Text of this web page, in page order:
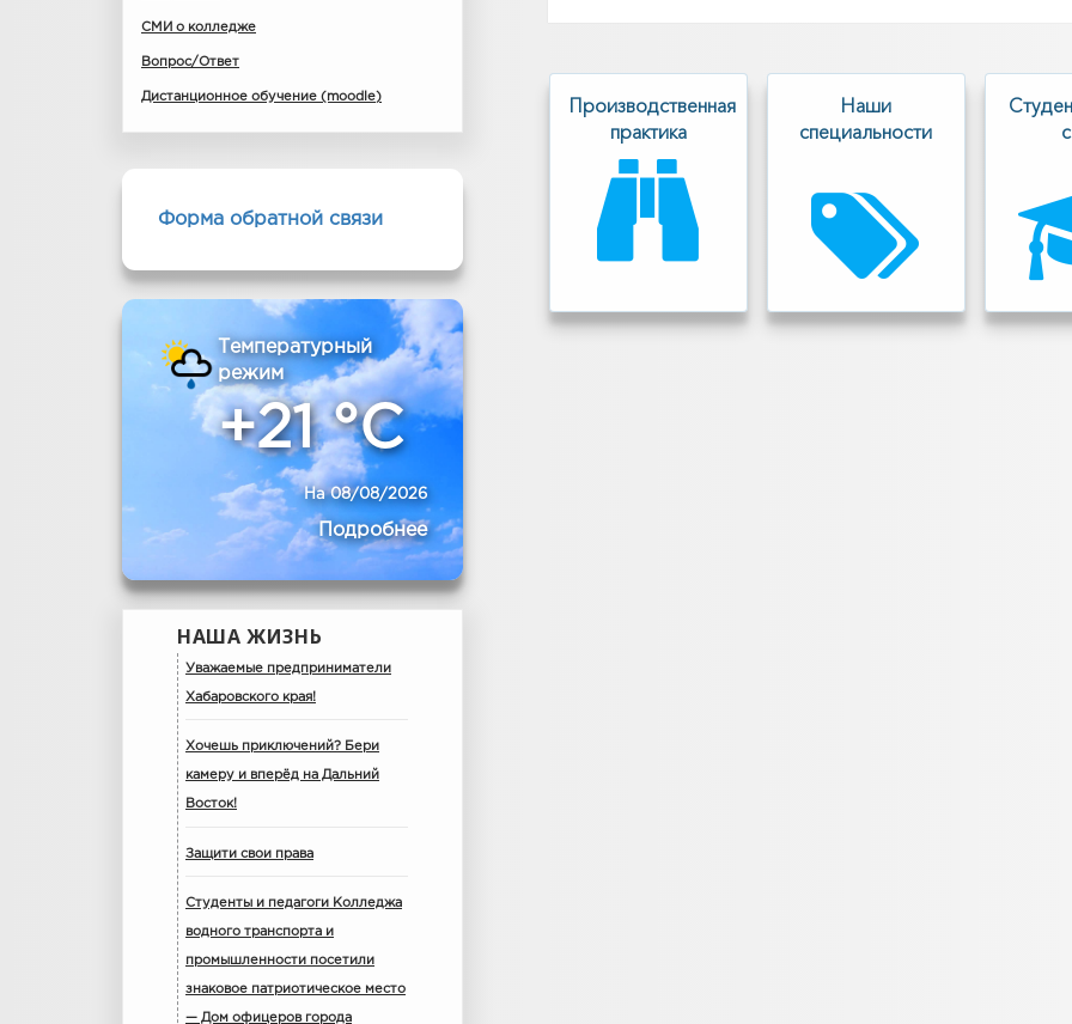
СМИ о колледже
Вопрос/Ответ
Дистанционное обучение (moodle)
Форма обратной связи
Температурный
режим
+21 °C
На 08/08/2026
Подробнее
НАША ЖИЗНЬ
Уважаемые предприниматели
Хабаровского края!
Хочешь приключений? Бери
камеру и вперёд на Дальний
Восток!
Защити свои права
Студенты и педагоги Колледжа
водного транспорта и
промышленности посетили
знаковое патриотическое место
— Дом офицеров города
Производственная
практика
Наши
специальности